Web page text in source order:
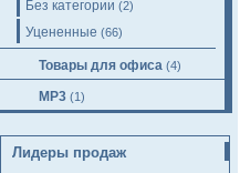
Без категории (2)
Уцененные (66)
Товары для офиса (4)
MP3 (1)
Лидеры продаж